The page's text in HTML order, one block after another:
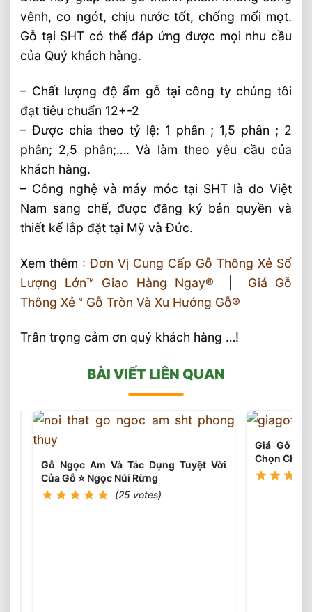
vênh, co ngót, chịu nước tốt, chống mối mọt.
Gỗ tại SHT có thể đáp ứng được mọi nhu cầu
của Quý khách hàng.
– Chất lượng độ ẩm gỗ tại công ty chúng tôi
đạt tiêu chuẩn 12+-2
– Được chia theo tỷ lệ: 1 phân ; 1,5 phân ; 2
phân; 2,5 phân;…. Và làm theo yêu cầu của
khách hàng.
– Công nghệ và máy móc tại SHT là do Việt
Nam sang chế, được đăng ký bản quyền và
thiết kế lắp đặt tại Mỹ và Đức.
Xem thêm :Đơn Vị Cung Cấp Gỗ Thông Xẻ Số
Lượng Lớn™ Giao Hàng Ngay®
Giá Gỗ
Thông Xẻ™ Gỗ Tròn Và Xu Hướng Gỗ®
Trân trọng cảm ơn quý khách hàng …!
BÀI VIẾT LIÊN QUAN
Gỗ Ngọc Am Và Tác Dụng Tuyệt Vời
Của Gỗ ⭐️ Ngọc Núi Rừng
(25 votes)
Giá Gỗ
Chọn Cho